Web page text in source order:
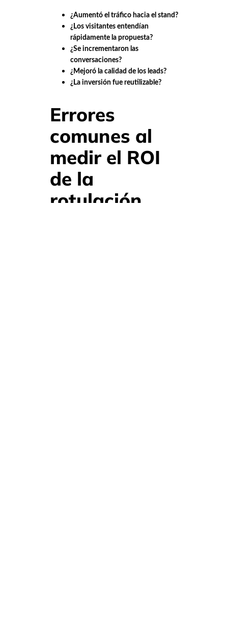
¿Aumentó el tráfico hacia el stand?
¿Los visitantes entendían
rápidamente la propuesta?
¿Se incrementaron las
conversaciones?
¿Mejoró la calidad de los leads?
¿La inversión fue reutilizable?
Errores
comunes al
medir el ROI
de la
rotulación